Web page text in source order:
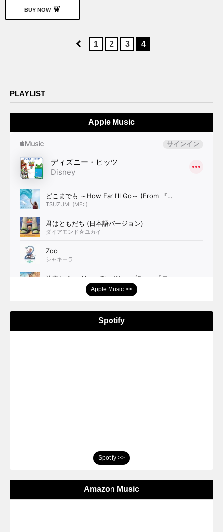
BUY NOW
1 2 3 4
PLAYLIST
Apple Music
Apple Music >>
Spotify
Spotify >>
Amazon Music